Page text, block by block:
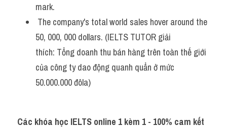
mark.
The company's total world sales hover around the
50, 000, 000 dollars. (IELTS TUTOR giải
thích: Tổng doanh thu bán hàng trên toàn thế giới
của công ty dao động quanh quẩn ở mức
50.000.000 đôla)
Các khóa học IELTS online 1 kèm 1 - 100% cam kết